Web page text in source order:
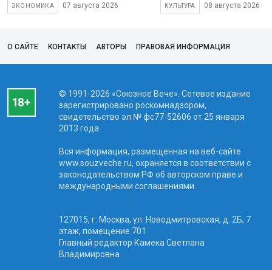
ЭКОНОМИКА 07 августа 2026 КУЛЬТУРА 08 августа 2026
О САЙТЕ КОНТАКТЫ АВТОРЫ ПРАВОВАЯ ИНФОРМАЦИЯ
© 1991-2026 «Союзное Вече». Сетевое издание
зарегистрировано роскомнадзором,
свидетельство эл № фc77-52606 от 25 января
2013 года.
Вся информация, размещенная на веб-сайте
www.souzveche.ru, охраняется в соответствии с
законодательством РФ об авторском праве и
международными соглашениями.
127015, г. Москва, ул. Новодмитровская, д. 2Б, 7
этаж, помещение 701
Главный редактор Камека Светлана
Владимировна